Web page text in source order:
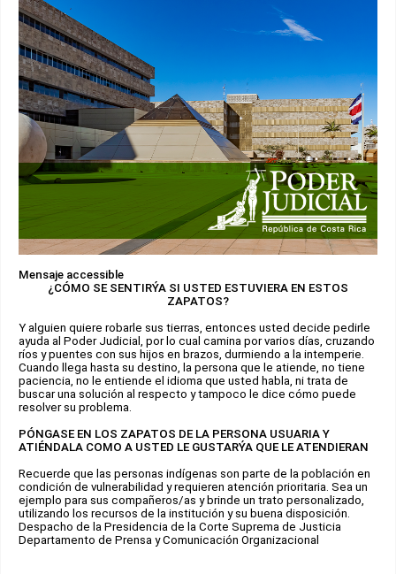
Mensaje accessible
¿CÓMO SE SENTIRÝA SI USTED ESTUVIERA EN ESTOS
ZAPATOS?
Y alguien quiere robarle sus tierras, entonces usted decide pedirle
ayuda al Poder Judicial, por lo cual camina por varios días, cruzando
ríos y puentes con sus hijos en brazos, durmiendo a la intemperie.
Cuando llega hasta su destino, la persona que le atiende, no tiene
paciencia, no le entiende el idioma que usted habla, ni trata de
buscar una solución al respecto y tampoco le dice cómo puede
resolver su problema.
PÓNGASE EN LOS ZAPATOS DE LA PERSONA USUARIA Y
ATIÉNDALA COMO A USTED LE GUSTARÝA QUE LE ATENDIERAN
Recuerde que las personas indígenas son parte de la población en
condición de vulnerabilidad y requieren atención prioritaria. Sea un
ejemplo para sus compañeros/as y brinde un trato personalizado,
utilizando los recursos de la institución y su buena disposición.
Despacho de la Presidencia de la Corte Suprema de Justicia
Departamento de Prensa y Comunicación Organizacional